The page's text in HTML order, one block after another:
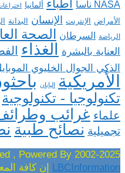
NASA ناسا أطباء ألمانيا
الأمراض الإنترنت الإنسان البدانة
الرياضة السرطان الصحة
العناية بالبشرة الغذاء
الذكي الجوال الخليوي
الأمريكية
اليابان
تكنولوجيا - تكنولوجية
علماء غرائب
تجميلية نصائح طبية
2002-2025 All rights reserved , Powered By
LBCInformation إن كافة